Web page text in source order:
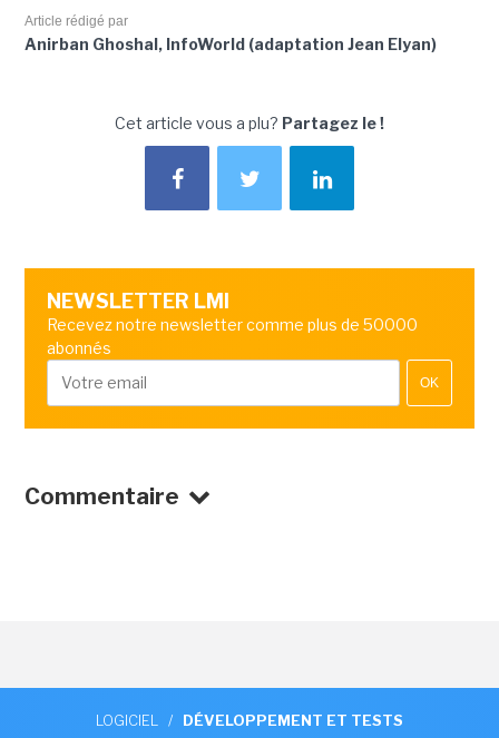
Article rédigé par
Anirban Ghoshal, InfoWorld (adaptation Jean Elyan)
Cet article vous a plu? Partagez le !
NEWSLETTER LMI
Recevez notre newsletter comme plus de 50000
abonnés
OK
Commentaire
LOGICIEL / DÉVELOPPEMENT ET TESTS